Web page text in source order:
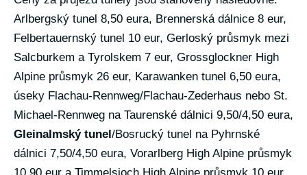
Arlbergský tunel 8,50 eura, Brennerská dálnice 8 eur,
Felbertauernský tunel 10 eur, Gerloský průsmyk mezi
Salcburkem a Tyrolskem 7 eur, Grossglockner High
Alpine průsmyk 26 eur, Karawanken tunel 6,50 eura,
úseky Flachau-Rennweg/Flachau-Zederhaus nebo St.
Michael-Rennweg na Taurenské dálnici 9,50/4,50 eura,
Gleinalmský tunel/Bosrucký tunel na Pyhrnské
dálnici 7,50/4,50 eura, Vorarlberg High Alpine průsmyk